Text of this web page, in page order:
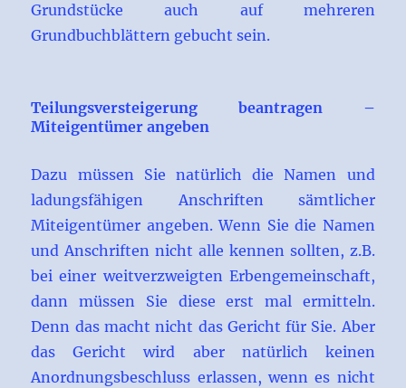
Grundstücke auch auf mehreren
Grundbuchblättern gebucht sein.
Teilungsversteigerung beantragen –
Miteigentümer angeben
Dazu müssen Sie natürlich die Namen und
ladungsfähigen Anschriften sämtlicher
Miteigentümer angeben. Wenn Sie die Namen
und Anschriften nicht alle kennen sollten, z.B.
bei einer weitverzweigten Erbengemeinschaft,
dann müssen Sie diese erst mal ermitteln.
Denn das macht nicht das Gericht für Sie. Aber
das Gericht wird aber natürlich keinen
Anordnungsbeschluss erlassen, wenn es nicht